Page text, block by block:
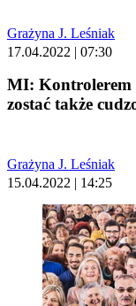
Grażyna J. Leśniak
17.04.2022 | 07:30
MI: Kontrolerem
zostać także
Grażyna J. Leśniak
15.04.2022 | 14:25